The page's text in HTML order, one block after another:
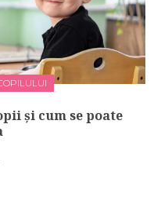
și cum se poate